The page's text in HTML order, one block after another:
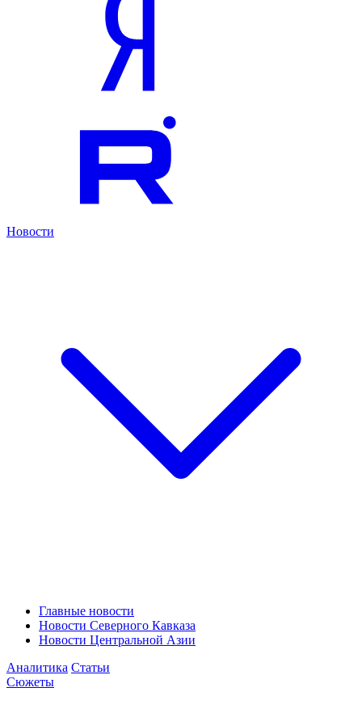
Новости
Главные новости
Новости Северного Кавказа
Новости Центральной Азии
Аналитика Статьи
Сюжеты